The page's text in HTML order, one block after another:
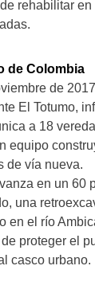
rehabilitar
de Colombia
de
El Totumo,
a 18
equipo
de vía nueva.
en un 60
una
en el río
proteger el
casco urbano.